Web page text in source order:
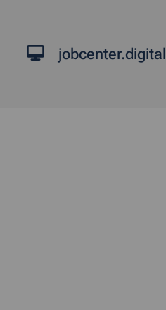
jobcenter.digital